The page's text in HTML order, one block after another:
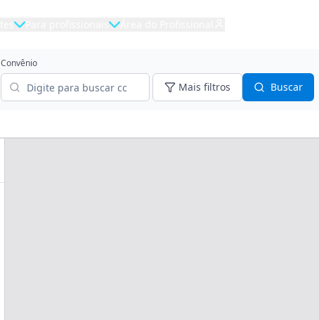
Para profissionais Área do Profissional
Convênio
Mais filtros Buscar